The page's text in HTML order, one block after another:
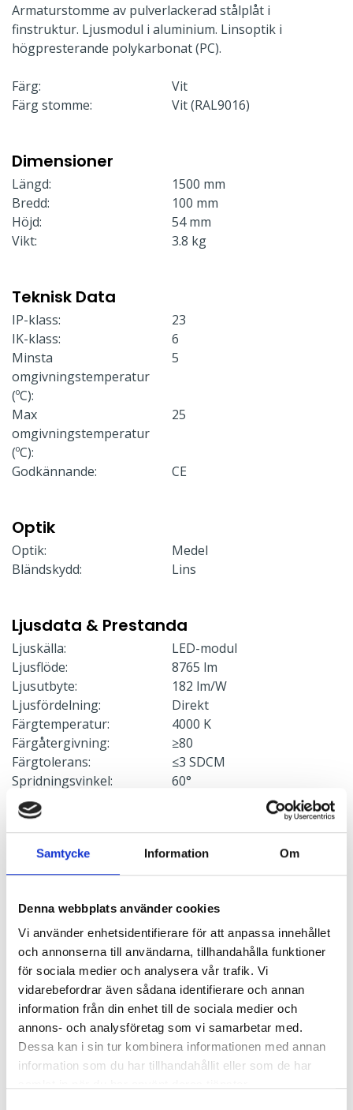
Samtycke Information Om
Denna webbplats använder cookies
Vi använder enhetsidentifierare för att anpassa innehållet
och annonserna till användarna, tillhandahålla funktioner
för sociala medier och analysera vår trafik. Vi
vidarebefordrar även sådana identifierare och annan
information från din enhet till de sociala medier och
annons- och analysföretag som vi samarbetar med.
Dessa kan i sin tur kombinera informationen med annan
information som du har tillhandahållit eller som de har
Armaturstomme av pulverlackerad stålplåt i
finstruktur. Ljusmodul i aluminium. Linsoptik i
högpresterande polykarbonat (PC).
Färg:
Vit
Färg stomme:
Vit (RAL9016)
Dimensioner
Längd:
1500 mm
Bredd:
100 mm
Höjd:
54 mm
Vikt:
3.8 kg
Teknisk Data
IP-klass:
23
IK-klass:
6
Minsta
omgivningstemperatur
(ºC):
5
Max
omgivningstemperatur
(ºC):
25
Godkännande: CE
Optik
Optik:
Medel
Bländskydd:
Lins
Ljusdata & Prestanda
Ljuskälla:
LED-modul
Ljusflöde:
8765 lm
Ljusutbyte:
182 lm/W
Ljusfördelning:
Direkt
Färgtemperatur:
4000 K
Färgåtergivning:
≥80
Färgtolerans:
≤3 SDCM
Spridningsvinkel:
60°
Ljusdistribution upp:
Ljusdistribution ner:
Konstant ljusflöde:
Nej
Livslängd LED L80:
100000 h
Livslängd drivare:
100000 h
Flimmervärde SVM:
≤ 0.1 SVM
Åtgångstal:
0.014
Elektrisk data
Spänning:
220-240 V
Frekvens:
50-60 Hz
Effektfaktor:
>95
Skyddsklass:
1